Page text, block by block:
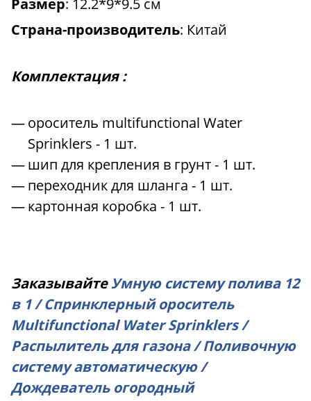
Размер: 12.2*9*9.5 см
Страна-производитель: Китай
Комплектация :
ороситель multifunctional Water
Sprinklers - 1 шт.
шип для крепления в грунт - 1 шт.
переходник для шланга - 1 шт.
картонная коробка - 1 шт.
ЗаказывайтеУмную систему полива 12
в 1 / Спринклерный ороситель
Multifunctional Water Sprinklers /
Распылитель для газона / Поливочную
систему автоматическую /
Дождеватель огородный